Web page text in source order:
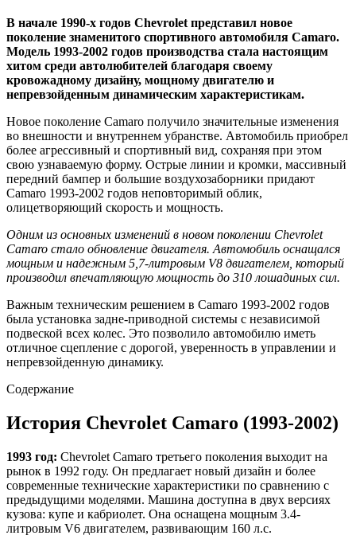
В начале 1990-х годов Chevrolet представил новое
поколение знаменитого спортивного автомобиля Camaro.
Модель 1993-2002 годов производства стала настоящим
хитом среди автолюбителей благодаря своему
кровожадному дизайну, мощному двигателю и
непревзойденным динамическим характеристикам.
Новое поколение Camaro получило значительные изменения
во внешности и внутреннем убранстве. Автомобиль приобрел
более агрессивный и спортивный вид, сохраняя при этом
свою узнаваемую форму. Острые линии и кромки, массивный
передний бампер и большие воздухозаборники придают
Camaro 1993-2002 годов неповторимый облик,
олицетворяющий скорость и мощность.
Одним из основных изменений в новом поколении Chevrolet
Camaro стало обновление двигателя. Автомобиль оснащался
мощным и надежным 5,7-литровым V8 двигателем, который
производил впечатляющую мощность до 310 лошадиных сил.
Важным техническим решением в Camaro 1993-2002 годов
была установка задне-приводной системы с независимой
подвеской всех колес. Это позволило автомобилю иметь
отличное сцепление с дорогой, уверенность в управлении и
непревзойденную динамику.
Содержание
История Chevrolet Camaro (1993-2002)
1993 год: Chevrolet Camaro третьего поколения выходит на
рынок в 1992 году. Он предлагает новый дизайн и более
современные технические характеристики по сравнению с
предыдущими моделями. Машина доступна в двух версиях
кузова: купе и кабриолет. Она оснащена мощным 3.4-
литровым V6 двигателем, развивающим 160 л.с.